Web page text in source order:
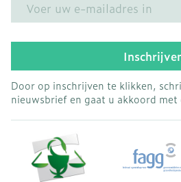
Door op inschrijven te klikken,
nieuwsbrief en gaat u akkoord met